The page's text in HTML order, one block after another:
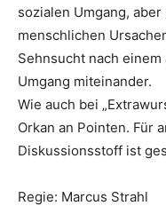
sozialen Umgang,
menschlichen
Sehnsucht nach
Umgang miteinander.
Wie auch bei
Orkan an Pointen. Für
Diskussionsstoff ist
Regie: Marcus Strahl